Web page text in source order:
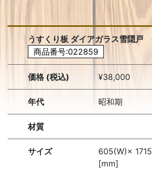
うすくり板 ダイアガラス雪隠
商品番号:022859
価格 (税込) ¥38,000
年代 昭和期
材質
サイズ
605(W)×
[mm]